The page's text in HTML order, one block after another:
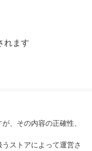
れます
、その内容の正確性、
ストアによって運営さ